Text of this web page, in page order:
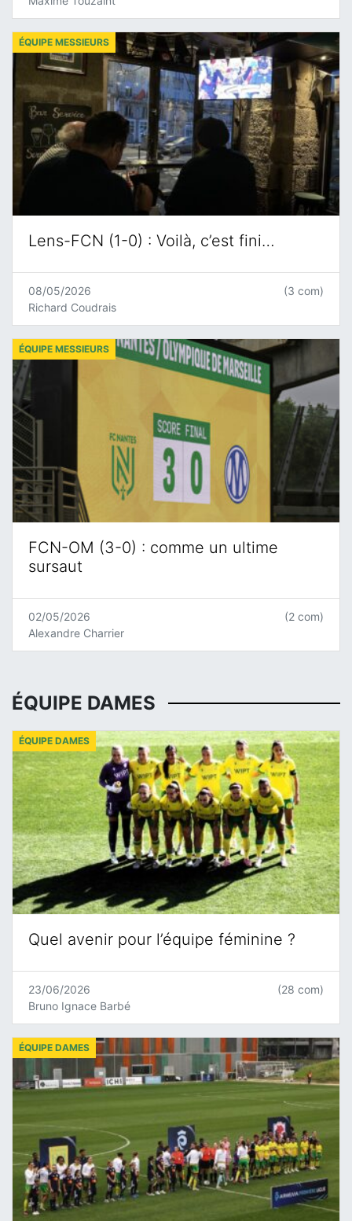
Lens-FCN (1-0) : Voilà, c’est fini…
ÉQUIPE MESSIEURS
08/05/2026
Richard Coudrais
(3 com)
FCN-OM (3-0) : comme un ultime
sursaut
ÉQUIPE MESSIEURS
02/05/2026
Alexandre Charrier
(2 com)
ÉQUIPE DAMES
Quel avenir pour l’équipe féminine ?
ÉQUIPE DAMES
23/06/2026
Bruno Ignace Barbé
(28 com)
ÉQUIPE DAMES